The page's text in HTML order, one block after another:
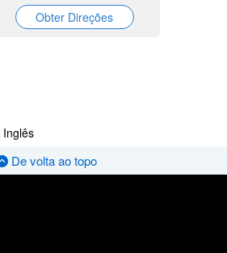
Obter Direções
Inglês
De volta ao topo